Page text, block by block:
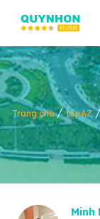
Trang chủ/topAZ
Minh